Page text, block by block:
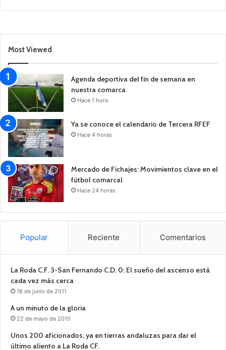
Most Viewed
Agenda deportiva del fin de semana en
nuestra comarca
Hace 1 hora
Ya se conoce el calendario de Tercera RFEF
Hace 4 horas
Mercado de Fichajes: Movimientos clave en el
fútbol comarcal
Hace 24 horas
Popular Reciente Comentarios
La Roda C.F. 3-San Fernando C.D. 0: El sueño del ascenso está
cada vez más cerca
18 de junio de 2011
A un minuto de la gloria
22 de mayo de 2010
Unos 200 aficionados, ya en tierras andaluzas para dar el
último aliento a La Roda CF.